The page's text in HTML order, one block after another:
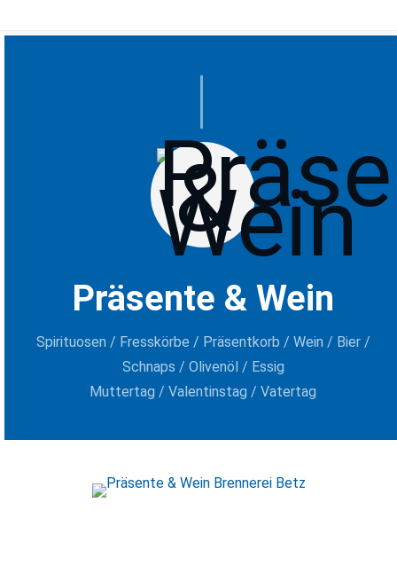
Präsente & Wein
Spirituosen / Fresskörbe / Präsentkorb / Wein / Bier /
Schnaps / Olivenöl / Essig
Muttertag / Valentinstag / Vatertag